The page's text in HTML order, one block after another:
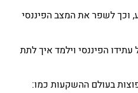
וכך לשפר את המצב הפיננסי
הפיננסי וילמד איך לתת
בעולם ההשקעות כמו: